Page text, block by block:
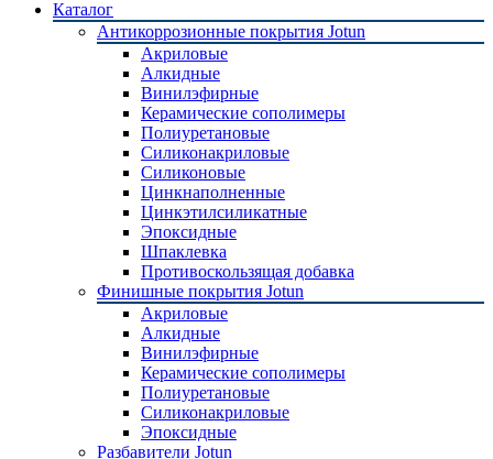
Каталог
Антикоррозионные покрытия Jotun
Акриловые
Алкидные
Винилэфирные
Керамические сополимеры
Полиуретановые
Силиконакриловые
Силиконовые
Цинкнаполненные
Цинкэтилсиликатные
Эпоксидные
Шпаклевка
Противоскользящая добавка
Финишные покрытия Jotun
Акриловые
Алкидные
Винилэфирные
Керамические сополимеры
Полиуретановые
Силиконакриловые
Эпоксидные
Разбавители Jotun